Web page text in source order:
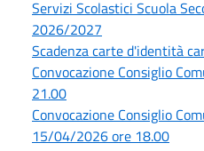
Servizi Scolastici Scuola
2026/2027
Scadenza carte d'identità
Convocazione Consiglio
21.00
Convocazione Consiglio
15/04/2026 ore 18.00